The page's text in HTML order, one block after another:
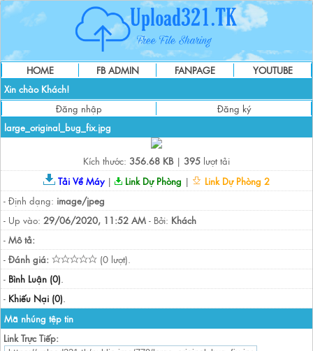
HOME FB ADMIN FANPAGE
YOUTUBE
Xin chào Khách!
Đăng nhập
Đăng ký
large_original_bug_fix.jpg
Kích thước: 356.68 KB| 395 lượt tải
Tải Về Máy| Link Dự Phòng |
Link Dự Phòng 2
- Định dạng: image/jpeg
- Up vào: 29/06/2020, 11:52 AM - Bởi: Khách
- Mô tả:
- Đánh giá:
(0 lượt).
- Bình Luận (0).
- Khiếu Nại (0).
Mã nhúng tệp tin
Link Trực Tiếp: